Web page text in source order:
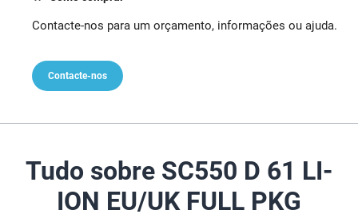
Contacte-nos para um orçamento, informações ou ajuda.
Contacte-nos
Tudo sobre SC550 D 61 LI-
ION EU/UK FULL PKG